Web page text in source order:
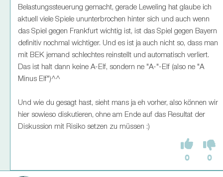
Belastungssteuerung gemacht, gerade Leweling hat glaube ich
aktuell viele Spiele ununterbrochen hinter sich und auch wenn
das Spiel gegen Frankfurt wichtig ist, ist das Spiel gegen Bayern
definitiv nochmal wichtiger. Und es ist ja auch nicht so, dass man
mit BEK jemand schlechtes reinstellt und automatisch verliert.
Das ist halt dann keine A-Elf, sondern ne "A-"-Elf (also ne "A
Minus Elf")^^
Und wie du gesagt hast, sieht mans ja eh vorher, also können wir
hier sowieso diskutieren, ohne am Ende auf das Resultat der
Diskussion mit Risiko setzen zu müssen :)
0 0